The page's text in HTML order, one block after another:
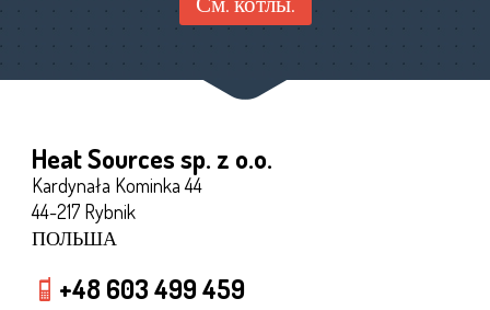
Heat Sources sp. z o.o.
Kardynała Kominka 44
44-217 Rybnik
ПОЛЬША
+48 603 499 459